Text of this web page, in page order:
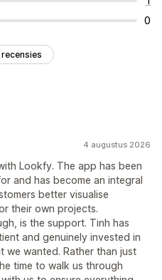
0
4 augustus 2026
Lookfy. The app has been
and has become an integral
better visualise
their own projects.
is the support. Tinh has
and genuinely invested in
we wanted. Rather than just
time to walk us through